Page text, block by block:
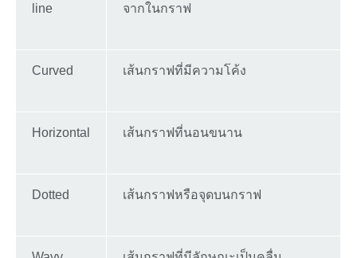
line
จากในกราฟ
Curved เส้นกราฟที่มีความโค้ง
Horizontal เส้นกราฟที่นอนขนาน
Dotted เส้นกราฟหรือจุดบนกราฟ